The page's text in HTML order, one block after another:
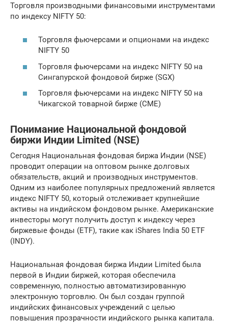
Торговля производными финансовыми инструментами
по индексу NIFTY 50:
Торговля фьючерсами и опционами на индекс
NIFTY 50
Торговля фьючерсами на индекс NIFTY 50 на
Сингапурской фондовой бирже (SGX)
Торговля фьючерсами на индекс NIFTY 50 на
Чикагской товарной бирже (CME)
Понимание Национальной фондовой
биржи Индии Limited (NSE)
Сегодня Национальная фондовая биржа Индии (NSE)
проводит операции на оптовом рынке долговых
обязательств, акций и производных инструментов.
Одним из наиболее популярных предложений является
индекс NIFTY 50, который отслеживает крупнейшие
активы на индийском фондовом рынке. Американские
инвесторы могут получить доступ к индексу через
биржевые фонды (ETF), такие как iShares India 50 ETF
(INDY).
Национальная фондовая биржа Индии Limited была
первой в Индии биржей, которая обеспечила
современную, полностью автоматизированную
электронную торговлю. Он был создан группой
индийских финансовых учреждений с целью
повышения прозрачности индийского рынка капитала.